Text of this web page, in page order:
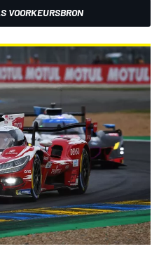
VOORKEURSBRON